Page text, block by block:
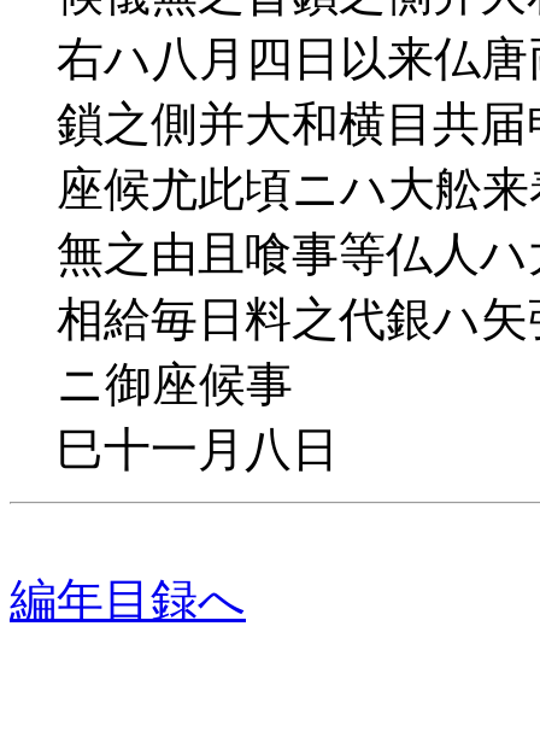
右ハ八月四日以来仏唐
鎖之側并大和横目共届
座候尤此頃ニハ大舩来
無之由且喰事等仏人ハ
相給毎日料之代銀ハ矢
ニ御座候事
巳十一月八日
編年目録へ